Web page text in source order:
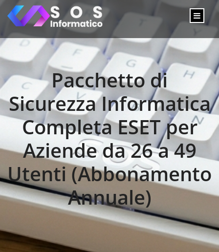
Pacchetto di
Sicurezza Informatica
Completa ESET per
Aziende da 26 a 49
Utenti (Abbonamento
Annuale)